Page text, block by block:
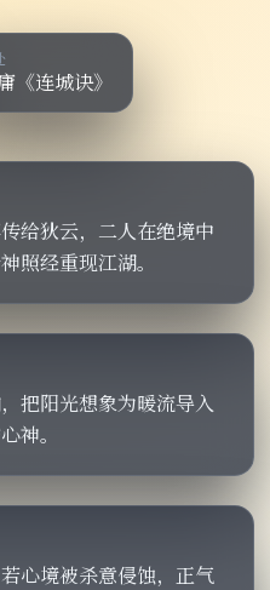
《连城诀》
给狄云，二人在绝境中
照经重现江湖。
把阳光想象为暖流导入
神。
心境被杀意侵蚀，正气